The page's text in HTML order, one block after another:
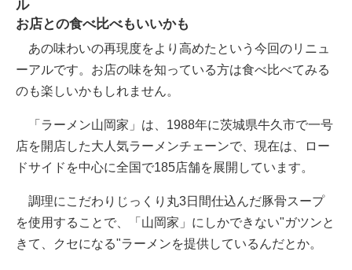
ル
お店との食べ比べもいいかも
あの味わいの再現度をより高めたという今回のリニュ
ーアルです。お店の味を知っている方は食べ比べてみる
のも楽しいかもしれません。
「ラーメン山岡家」は、1988年に茨城県牛久市で一号
店を開店した大人気ラーメンチェーンで、現在は、ロー
ドサイドを中心に全国で185店舗を展開しています。
調理にこだわりじっくり丸3日間仕込んだ豚骨スープ
を使用することで、「山岡家」にしかできない"ガツンと
きて、クセになる"ラーメンを提供しているんだとか。